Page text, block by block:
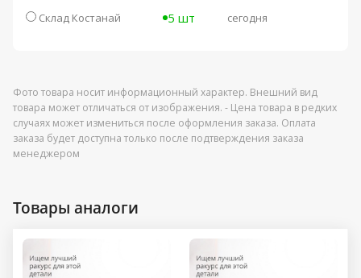
Склад Костанай 5 шт сегодня
Фото товара носит информационный характер. Внешний вид
товара может отличаться от изображения. - Цена товара в редких
случаях может измениться после оформления заказа. Оплата
заказа будет доступна только после подтверждения заказа
менеджером
Товары аналоги